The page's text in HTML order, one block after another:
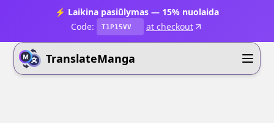
⚡ Laikina pasiūlymas — 15% nuolaida
Code:
T1P15VV at checkout
TranslateManga